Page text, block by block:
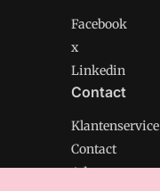
Facebook
x
Linkedin
Contact
Klantenservice
Contact
Adverteren